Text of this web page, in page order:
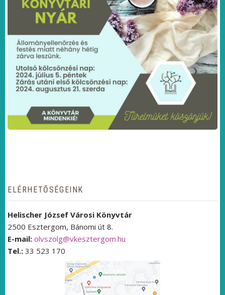
ELÉRHETŐSÉGEINK
Helischer József Városi Könyvtár
2500 Esztergom, Bánomi út 8.
E-mail: olvszolg@vkesztergom.hu
Tel.: 33 523 170